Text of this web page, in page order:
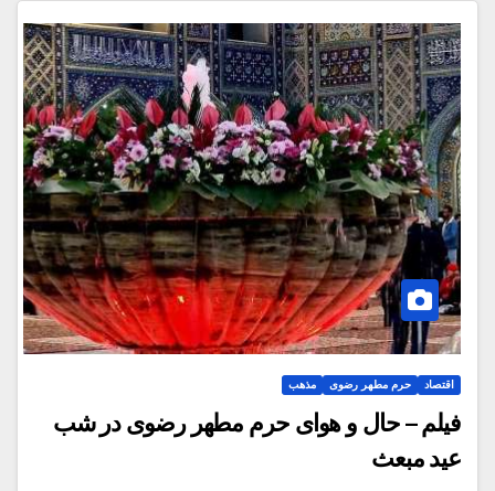
اقتصاد حرم مطهر رضوی مذهب
فیلم – حال و هوای حرم مطهر رضوی در شب
عید مبعث